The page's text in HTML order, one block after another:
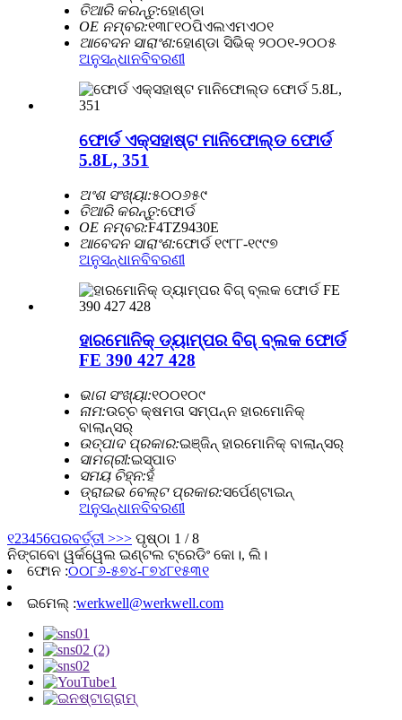
ତିଆରି କରନ୍ତୁ:ହୋଣ୍ଡା
OE ନମ୍ବର:୧୩୮୧୦ପିଏଲଏମଏ୦୧
ଆବେଦନ ସାରାଂଶ:ହୋଣ୍ଡା ସିଭିକ୍ ୨୦୦୧-୨୦୦୫
ଅନୁସନ୍ଧାନବିବରଣୀ
ଫୋର୍ଡ ଏକ୍ସହାଷ୍ଟ ମାନିଫୋଲ୍ଡ ଫୋର୍ଡ
5.8L, 351
ଅଂଶ ସଂଖ୍ୟା:୫୦୦୬୫୯
ତିଆରି କରନ୍ତୁ:ଫୋର୍ଡ
OE ନମ୍ବର:F4TZ9430E
ଆବେଦନ ସାରାଂଶ:ଫୋର୍ଡ ୧୯୮୮-୧୯୯୭
ଅନୁସନ୍ଧାନବିବରଣୀ
ହାରମୋନିକ୍ ଡ୍ୟାମ୍ପର ବିଗ୍ ବ୍ଲକ ଫୋର୍ଡ
FE 390 427 428
ଭାଗ ସଂଖ୍ୟା:୧୦୦୧୦୯
ନାମ:ଉଚ୍ଚ କ୍ଷମତା ସମ୍ପନ୍ନ ହାରମୋନିକ୍
ବାଲାନ୍ସର୍
ଉତ୍ପାଦ ପ୍ରକାର:ଇଞ୍ଜିନ୍ ହାରମୋନିକ୍ ବାଲାନ୍ସର୍
ସାମଗ୍ରୀ:ଇସ୍ପାତ
ସମୟ ଚିହ୍ନ:ହଁ
ଡ୍ରାଇଭ ବେଲ୍ଟ ପ୍ରକାର:ସର୍ପେଣ୍ଟାଇନ୍
ଅନୁସନ୍ଧାନବିବରଣୀ
୧23456ପରବର୍ତ୍ତୀ >>> ପୃଷ୍ଠା 1 / 8
ନିଙ୍ଗବୋ ୱର୍କୱେଲ ଇଣ୍ଟଲ ଟ୍ରେଡିଂ କୋ।, ଲି।
ଫୋନ :୦୦୮୬-୫୭୪-୮୭୪୮୧୫୩୧
ଇମେଲ୍ :werkwell@werkwell.com